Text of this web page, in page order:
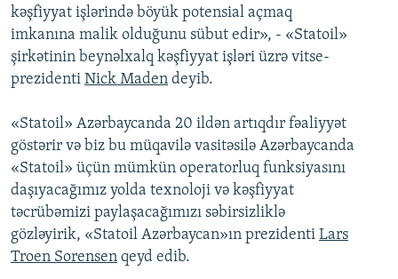
kəşfiyyat işlərində böyük potensial açmaq
imkanına malik olduğunu sübut edir», - «Statoil»
şirkətinin beynəlxalq kəşfiyyat işləri üzrə vitse-
prezidenti Niсk Maden deyib.
«Statoil» Azərbaycanda 20 ildən artıqdır fəaliyyət
göstərir və biz bu müqavilə vasitəsilə Azərbaycanda
«Statoil» üçün mümkün operatorluq funksiyasını
daşıyacağımız yolda texnoloji və kəşfiyyat
təcrübəmizi paylaşacağımızı səbirsizliklə
gözləyirik, «Statoil Azərbaycan»ın prezidenti Lars
Troen Sorensen qeyd edib.